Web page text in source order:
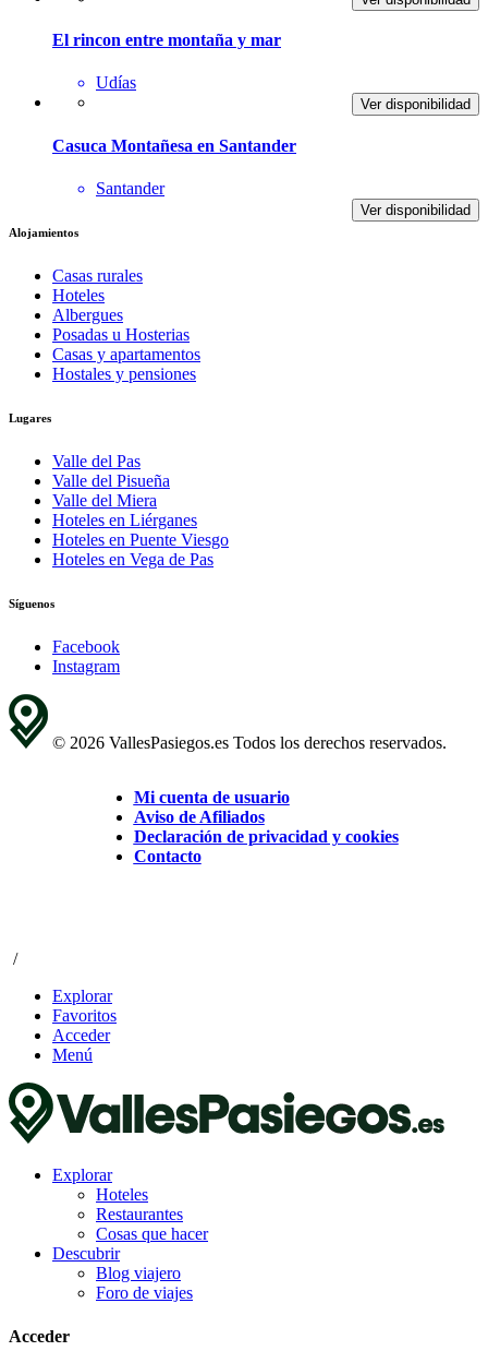
El rincon entre montaña y mar
Udías
Ver disponibilidad
Casuca Montañesa en Santander
Santander
Ver disponibilidad
Alojamientos
Casas rurales
Hoteles
Albergues
Posadas u Hosterias
Casas y apartamentos
Hostales y pensiones
Lugares
Valle del Pas
Valle del Pisueña
Valle del Miera
Hoteles en Liérganes
Hoteles en Puente Viesgo
Hoteles en Vega de Pas
Síguenos
Facebook
Instagram
© 2026 VallesPasiegos.es Todos los derechos reservados.
Mi cuenta de usuario
Aviso de Afiliados
Declaración de privacidad y cookies
Contacto
/
Explorar
Favoritos
Acceder
Menú
Explorar
Hoteles
Restaurantes
Cosas que hacer
Descubrir
Blog viajero
Foro de viajes
Acceder